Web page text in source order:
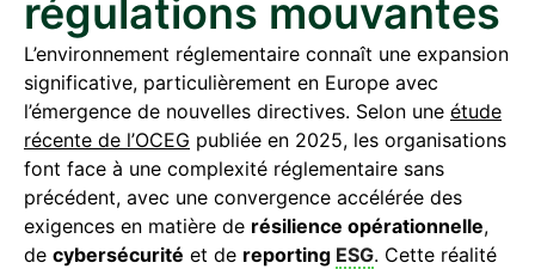
régulations mouvantes
L’environnement réglementaire connaît une expansion
significative, particulièrement en Europe avec
l’émergence de nouvelles directives. Selon une étude
récente de l’OCEG publiée en 2025, les organisations
font face à une complexité réglementaire sans
précédent, avec une convergence accélérée des
exigences en matière de résilience opérationnelle,
de cybersécurité et de reporting ESG. Cette réalité